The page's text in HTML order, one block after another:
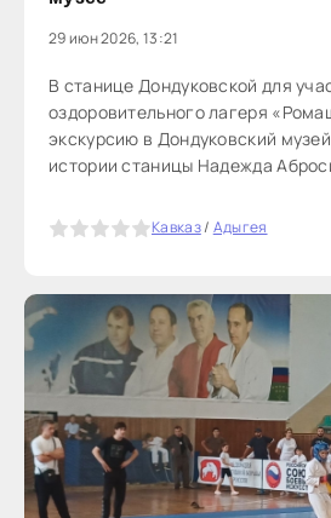
29 июн 2026, 13:21
В станице Дондуковской для
оздоровительного лагеря
экскурсию в Дондуковский
истории станицы Надежда
рассказала ребятам о первых,
Кавказ/ Адыгея